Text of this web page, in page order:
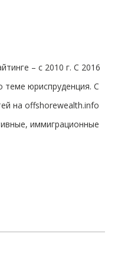
– с 2010 г. С 2016
теме юриспруденция. С
на offshorewealth.info
иммиграционные